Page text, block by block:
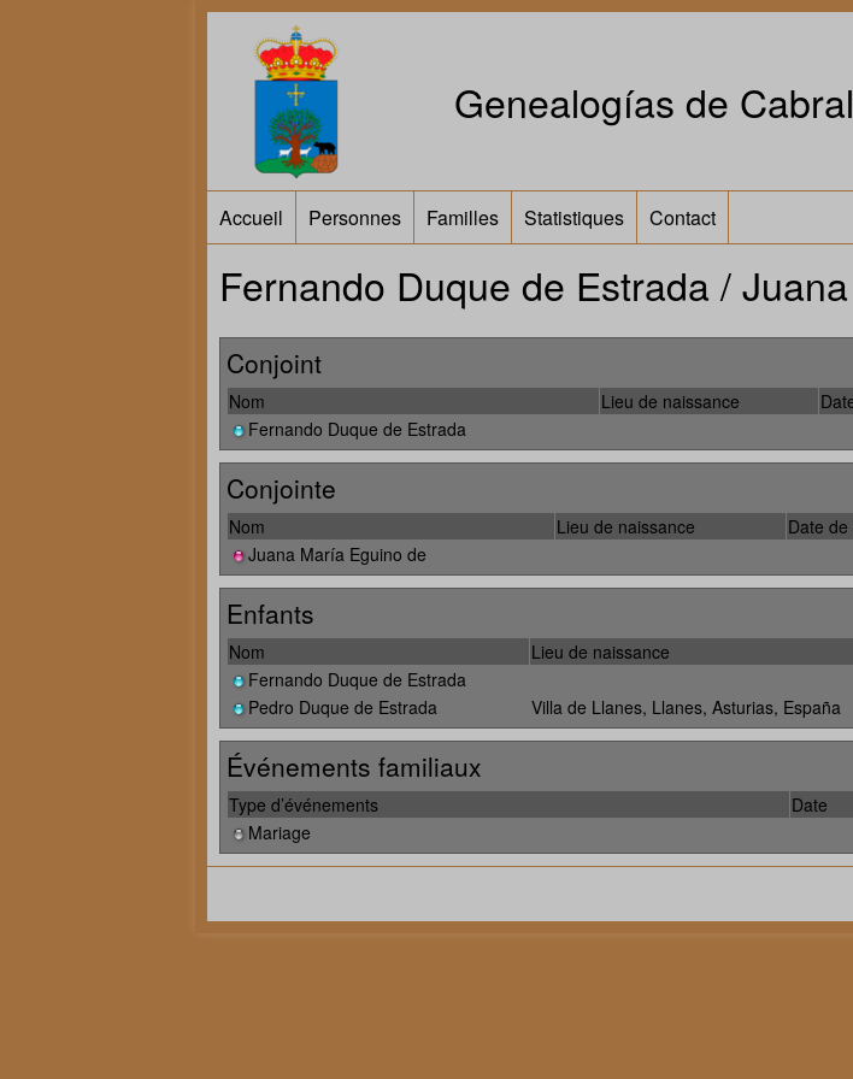
Genealogías de
Accueil Personnes Familles Statistiques Contact
Fernando Duque de Estrada /
Conjoint
Nom Lieu de naissance
Fernando Duque de Estrada
Conjointe
Nom Lieu de naissance Date
Juana María Eguino de
Enfants
Nom Lieu de naissance
Fernando Duque de Estrada
Pedro Duque de Estrada
Villa de Llanes, Llanes, Asturias, España
Événements familiaux
Type d’événements Date
Mariage